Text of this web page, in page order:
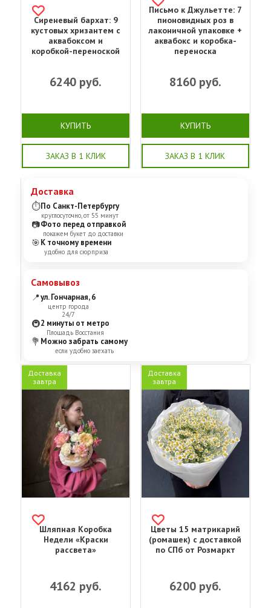
Сиреневый бархат: 9
кустовых хризантем с
аквабоксом и
коробкой-переноской
6240 руб.
КУПИТЬ
ЗАКАЗ В 1 КЛИК
Письмо к Джульетте: 7
пионовидных роз в
лаконичной упаковке +
аквабокс и коробка-
переноска
8160руб.
КУПИТЬ
ЗАКАЗ В 1 КЛИК
Доставка
⏱По Санкт-Петербургу
круглосуточно, от 55 минут
📷Фото перед отправкой
покажем букет до доставки
🎯К точному времени
удобно для сюрприза
Самовывоз
📍ул. Гончарная, 6
центр города
24/7
🚇2 минуты от метро
Площадь Восстания
💐 Можно забрать самому
если удобно заехать
Доставка
завтра
Шляпная Коробка
Недели «Краски
рассвета»
4162 руб.
Доставка
завтра
Цветы 15 матрикарий
(ромашек) с доставкой
по СПб от Розмаркт
6200руб.